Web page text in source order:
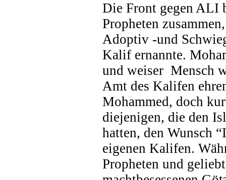
Die Front gegen ALI
Propheten
Adoptiv -und
Kalif ernannte.
und weiser Mensch
Amt des Kalifen
Mohammed, doch
diejenigen, die den
hatten, den Wunsch
eigenen Kalifen.
Propheten und